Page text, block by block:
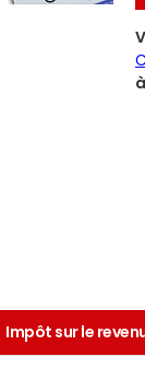
Impôt sur le